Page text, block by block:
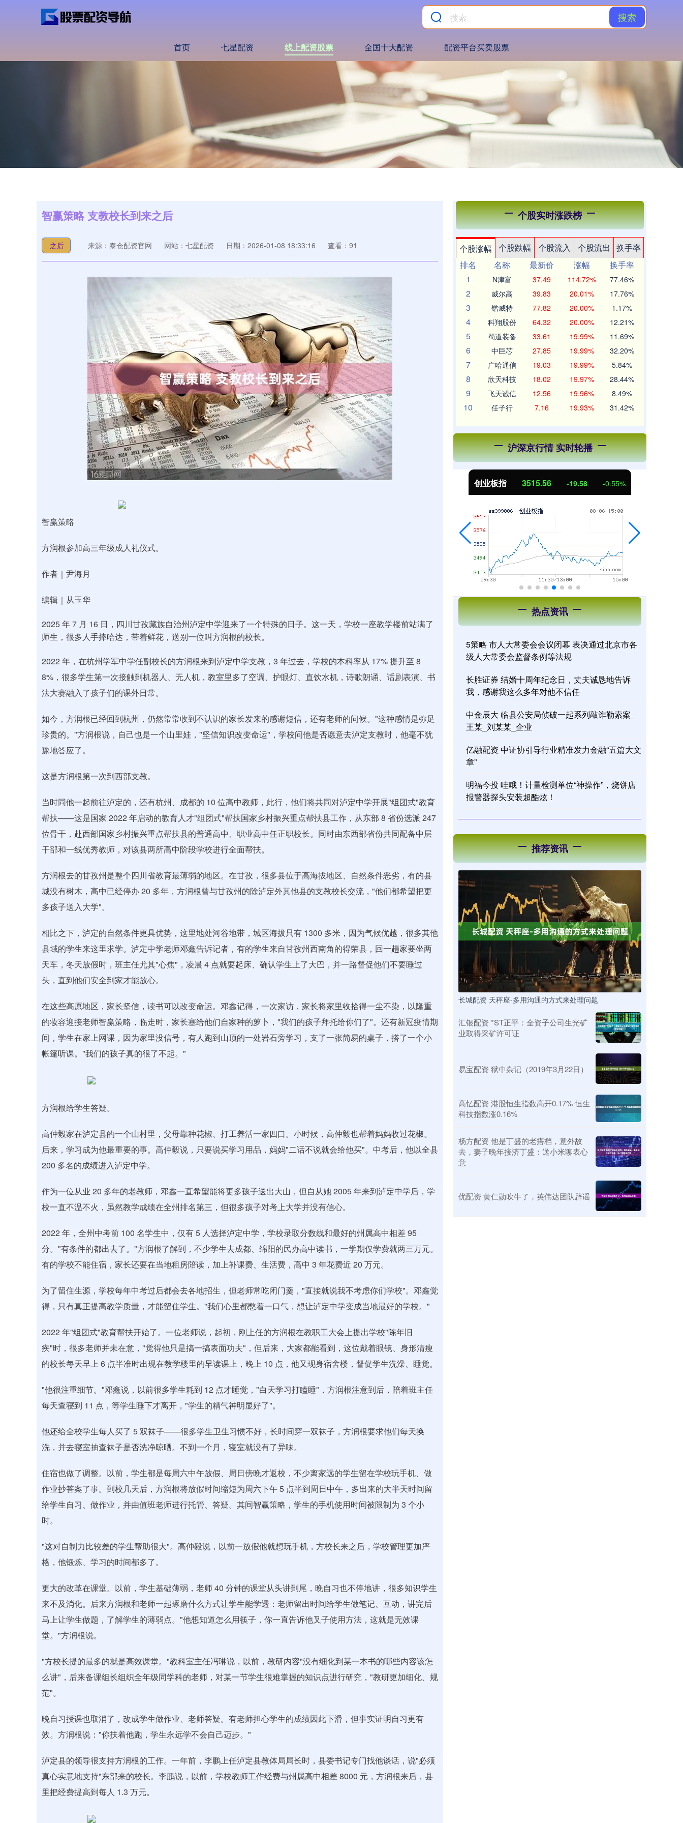
搜索
首页 七星配资 线上配资股票 全国十大配资 配资平台买卖股票
智赢策略 支教校长到来之后
之后 来源：泰仓配资官网 网站：七星配资 日期：2026-01-08 18:33:16 查看：91
智赢策略
方润根参加高三年级成人礼仪式。
作者｜尹海月
编辑｜从玉华
2025 年 7 月 16 日，四川甘孜藏族自治州泸定中学迎来了一个特殊的日子。这一天，学校一座教学楼前站满了
师生，很多人手捧哈达，带着鲜花，送别一位叫方润根的校长。
2022 年，在杭州学军中学任副校长的方润根来到泸定中学支教，3 年过去，学校的本科率从 17% 提升至 8
8%，很多学生第一次接触到机器人、无人机，教室里多了空调、护眼灯、直饮水机，诗歌朗诵、话剧表演、书
法大赛融入了孩子们的课外日常。
如今，方润根已经回到杭州，仍然常常收到不认识的家长发来的感谢短信，还有老师的问候。"这种感情是弥足
珍贵的。"方润根说，自己也是一个山里娃，"坚信知识改变命运"，学校问他是否愿意去泸定支教时，他毫不犹
豫地答应了。
这是方润根第一次到西部支教。
当时同他一起前往泸定的，还有杭州、成都的 10 位高中教师，此行，他们将共同对泸定中学开展"组团式"教育
帮扶——这是国家 2022 年启动的教育人才"组团式"帮扶国家乡村振兴重点帮扶县工作，从东部 8 省份选派 247
位骨干，赴西部国家乡村振兴重点帮扶县的普通高中、职业高中任正职校长。同时由东西部省份共同配备中层
干部和一线优秀教师，对该县两所高中阶段学校进行全面帮扶。
方润根去的甘孜州是整个四川省教育最薄弱的地区。在甘孜，很多县位于高海拔地区、自然条件恶劣，有的县
城没有树木，高中已经停办 20 多年，方润根曾与甘孜州的除泸定外其他县的支教校长交流，"他们都希望把更
多孩子送入大学"。
相比之下，泸定的自然条件更具优势，这里地处河谷地带，城区海拔只有 1300 多米，因为气候优越，很多其他
县域的学生来这里求学。泸定中学老师邓鑫告诉记者，有的学生来自甘孜州西南角的得荣县，回一趟家要坐两
天车，冬天放假时，班主任尤其"心焦"，凌晨 4 点就要起床、确认学生上了大巴，并一路督促他们不要睡过
头，直到他们安全到家才能放心。
在这些高原地区，家长坚信，读书可以改变命运。邓鑫记得，一次家访，家长将家里收拾得一尘不染，以隆重
的妆容迎接老师智赢策略，临走时，家长塞给他们自家种的萝卜，"我们的孩子拜托给你们了"。还有新冠疫情期
间，学生在家上网课，因为家里没信号，有人跑到山顶的一处岩石旁学习，支了一张简易的桌子，搭了一个小
帐篷听课。"我们的孩子真的很了不起。"
方润根给学生答疑。
高仲毅家在泸定县的一个山村里，父母靠种花椒、打工养活一家四口。小时候，高仲毅也帮着妈妈收过花椒。
后来，学习成为他最重要的事。高仲毅说，只要说买学习用品，妈妈"二话不说就会给他买"。中考后，他以全县
200 多名的成绩进入泸定中学。
作为一位从业 20 多年的老教师，邓鑫一直希望能将更多孩子送出大山，但自从她 2005 年来到泸定中学后，学
校一直不温不火，虽然教学成绩在全州排名第三，但很多孩子对考上大学并没有信心。
2022 年，全州中考前 100 名学生中，仅有 5 人选择泸定中学，学校录取分数线和最好的州属高中相差 95
分。"有条件的都出去了。"方润根了解到，不少学生去成都、绵阳的民办高中读书，一学期仅学费就两三万元。
有的学校不能住宿，家长还要在当地租房陪读，加上补课费、生活费，高中 3 年花费近 20 万元。
为了留住生源，学校每年中考过后都会去各地招生，但老师常吃闭门羹，"直接就说我不考虑你们学校"。邓鑫觉
得，只有真正提高教学质量，才能留住学生。"我们心里都憋着一口气，想让泸定中学变成当地最好的学校。"
2022 年"组团式"教育帮扶开始了。一位老师说，起初，刚上任的方润根在教职工大会上提出学校"陈年旧
疾"时，很多老师并未在意，"觉得他只是搞一搞表面功夫"，但后来，大家都能看到，这位戴着眼镜、身形清瘦
的校长每天早上 6 点半准时出现在教学楼里的早读课上，晚上 10 点，他又现身宿舍楼，督促学生洗澡、睡觉。
"他很注重细节。"邓鑫说，以前很多学生耗到 12 点才睡觉，"白天学习打瞌睡"，方润根注意到后，陪着班主任
每天查寝到 11 点，等学生睡下才离开，"学生的精气神明显好了"。
他还给全校学生每人买了 5 双袜子——很多学生卫生习惯不好，长时间穿一双袜子，方润根要求他们每天换
洗，并去寝室抽查袜子是否洗净晾晒。不到一个月，寝室就没有了异味。
住宿也做了调整。以前，学生都是每周六中午放假、周日傍晚才返校，不少离家远的学生留在学校玩手机、做
作业抄答案了事。到校几天后，方润根将放假时间缩短为周六下午 5 点半到周日中午，多出来的大半天时间留
给学生自习、做作业，并由值班老师进行托管、答疑。其间智赢策略，学生的手机使用时间被限制为 3 个小
时。
"这对自制力比较差的学生帮助很大"。高仲毅说，以前一放假他就想玩手机，方校长来之后，学校管理更加严
格，他锻炼、学习的时间都多了。
更大的改革在课堂。以前，学生基础薄弱，老师 40 分钟的课堂从头讲到尾，晚自习也不停地讲，很多知识学生
来不及消化。后来方润根和老师一起琢磨什么方式让学生能学透：老师留出时间给学生做笔记、互动，讲完后
马上让学生做题，了解学生的薄弱点。"他想知道怎么用筷子，你一直告诉他叉子使用方法，这就是无效课
堂。"方润根说。
"方校长提的最多的就是高效课堂。"教科室主任冯琳说，以前，教研内容"没有细化到某一本书的哪些内容该怎
么讲"，后来备课组长组织全年级同学科的老师，对某一节学生很难掌握的知识点进行研究，"教研更加细化、规
范"。
晚自习授课也取消了，改成学生做作业、老师答疑。有老师担心学生的成绩因此下滑，但事实证明自习更有
效。方润根说："你扶着他跑，学生永远学不会自己迈步。"
泸定县的领导很支持方润根的工作。一年前，李鹏上任泸定县教体局局长时，县委书记专门找他谈话，说"必须
真心实意地支持"东部来的校长。李鹏说，以前，学校教师工作经费与州属高中相差 8000 元，方润根来后，县
里把经费提高到每人 1.3 万元。
个股实时涨跌榜
个股涨幅 个股跌幅 个股流入 个股流出
换手率
排名
名称 最新价 涨幅
换手率
1
N津富 37.49 114.72% 77.46%
2 威尔高 39.83 20.01% 17.76%
3 锴威特 77.82 20.00% 1.17%
4 科翔股份 64.32 20.00% 12.21%
5 蜀道装备 33.61 19.99% 11.69%
6 中巨芯 27.85 19.99% 32.20%
7 广哈通信 19.03 19.99% 5.84%
8 欣天科技 18.02 19.97% 28.44%
9 飞天诚信 12.56 19.96% 8.49%
10 任子行 7.16 19.93% 31.42%
沪深京行情 实时轮播
沪深300 4651.31 -6.85 -0.15% 北证50 1122.88 3.42 创业板指 3515.56 -19.58 -0.55%
热点资讯
5策略 市人大常委会会议闭幕 表决通过北京市各
级人大常委会监督条例等法规
长胜证券 结婚十周年纪念日，丈夫诚恳地告诉
我，感谢我这么多年对他不信任
中金辰大 临县公安局侦破一起系列敲诈勒索案_
王某_刘某某_企业
亿融配资 中证协引导行业精准发力金融“五篇大文
章”
明福今投 哇哦！计量检测单位“神操作”，烧饼店
报警器探头安装超酷炫！
推荐资讯
长城配资 天秤座-多用沟通的方式来处理问题
汇银配资 *ST正平：全资子公司生光矿
业取得采矿许可证
易宝配资 狱中杂记（2019年3月22日）
高忆配资 港股恒生指数高开0.17% 恒生
科技指数涨0.16%
杨方配资 他是丁盛的老搭档，意外故
去，妻子晚年接济丁盛：送小米聊表心
意
优配资 黄仁勋吹牛了，英伟达团队辟谣